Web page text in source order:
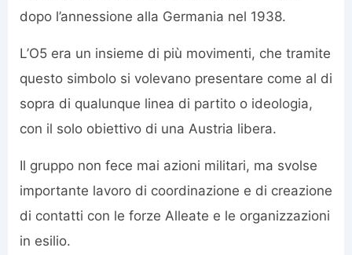
dopo l’annessione alla Germania nel 1938.
L’O5 era un insieme di più movimenti, che tramite
questo simbolo si volevano presentare come al di
sopra di qualunque linea di partito o ideologia,
con il solo obiettivo di una Austria libera.
Il gruppo non fece mai azioni militari, ma svolse
importante lavoro di coordinazione e di creazione
di contatti con le forze Alleate e le organizzazioni
in esilio.